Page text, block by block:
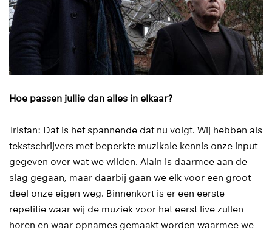
Hoe passen jullie dan alles in elkaar?
Tristan: Dat is het spannende dat nu volgt. Wij hebben als
tekstschrijvers met beperkte muzikale kennis onze input
gegeven over wat we wilden. Alain is daarmee aan de
slag gegaan, maar daarbij gaan we elk voor een groot
deel onze eigen weg. Binnenkort is er een eerste
repetitie waar wij de muziek voor het eerst live zullen
horen en waar opnames gemaakt worden waarmee we